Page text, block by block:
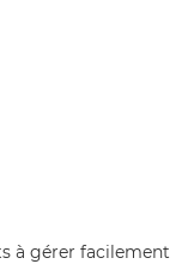
à gérer facilement